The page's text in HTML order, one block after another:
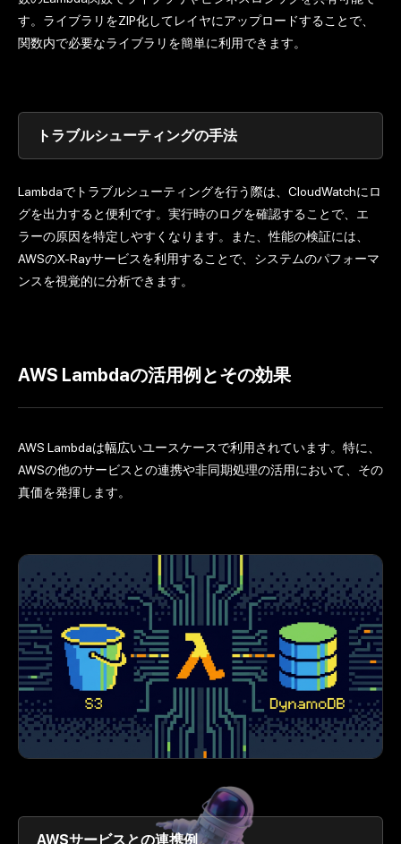
す。ライブラリをZIP化してレイヤにアップロードすることで、
関数内で必要なライブラリを簡単に利用できます。
トラブルシューティングの手法
Lambdaでトラブルシューティングを行う際は、CloudWatchにロ
グを出力すると便利です。実行時のログを確認することで、エ
ラーの原因を特定しやすくなります。また、性能の検証には、
AWSのX-Rayサービスを利用することで、システムのパフォーマ
ンスを視覚的に分析できます。
AWS Lambdaの活用例とその効果
AWS Lambdaは幅広いユースケースで利用されています。特に、
AWSの他のサービスとの連携や非同期処理の活用において、その
真価を発揮します。
AWSサービスとの連携例